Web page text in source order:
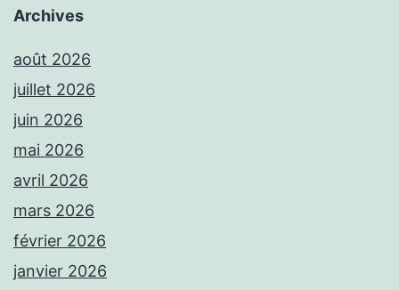
Archives
août 2026
juillet 2026
juin 2026
mai 2026
avril 2026
mars 2026
février 2026
janvier 2026